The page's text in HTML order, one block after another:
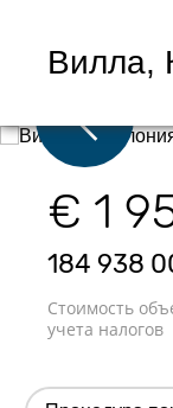
Вилла,
€ 1
184 938
Стоимость
учета налогов